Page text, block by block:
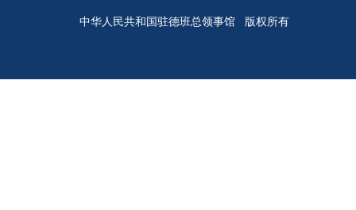
中华人民共和国驻德班总领事馆 版权所有